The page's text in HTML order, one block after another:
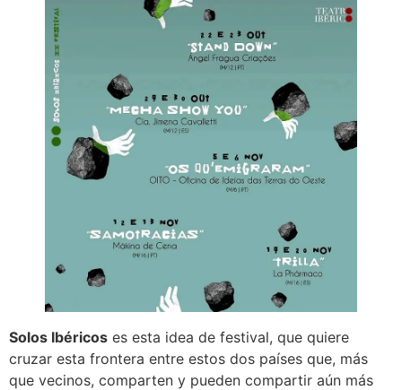
Solos Ibéricos es esta idea de festival, que quiere
cruzar esta frontera entre estos dos países que, más
que vecinos, comparten y pueden compartir aún más